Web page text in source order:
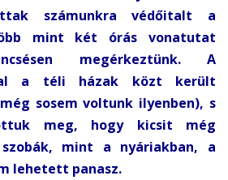
számunkra védőitalt a
mint két órás vonatutat
megérkeztünk. A
a téli házak közt került
sosem voltunk ilyenben), s
meg, hogy kicsit még
mint a nyáriakban, a
lehetett panasz.